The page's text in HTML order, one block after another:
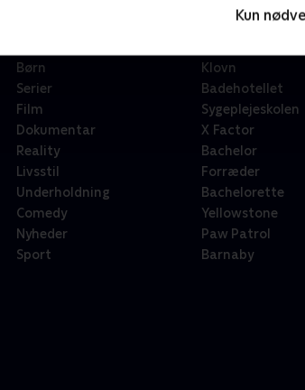
Kun
Børn
Serier
Film
Dokumentar
Reality
Livsstil
Underholdning
Comedy
Nyheder
Sport
Klovn
Badehotellet
Sygeplejeskolen
X Factor
Bachelor
Forræder
Bachelorette
Yellowstone
Paw Patrol
Barnaby